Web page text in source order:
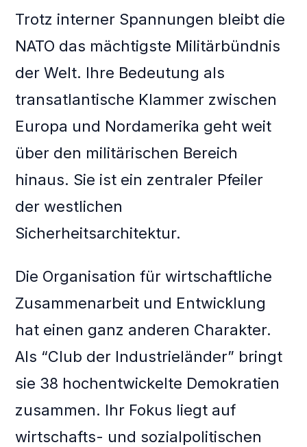
Trotz interner Spannungen bleibt die
NATO das mächtigste Militärbündnis
der Welt. Ihre Bedeutung als
transatlantische Klammer zwischen
Europa und Nordamerika geht weit
über den militärischen Bereich
hinaus. Sie ist ein zentraler Pfeiler
der westlichen
Sicherheitsarchitektur.
Die Organisation für wirtschaftliche
Zusammenarbeit und Entwicklung
hat einen ganz anderen Charakter.
Als “Club der Industrieländer” bringt
sie 38 hochentwickelte Demokratien
zusammen. Ihr Fokus liegt auf
wirtschafts- und sozialpolitischen